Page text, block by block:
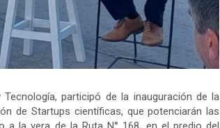
participó de la inauguración de la
de Startups científicas, que potenciarán las